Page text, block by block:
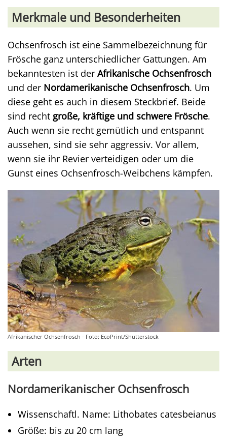
Merkmale und Besonderheiten
Ochsenfrosch ist eine Sammelbezeichnung für
Frösche ganz unterschiedlicher Gattungen. Am
bekanntesten ist der Afrikanische Ochsenfrosch
und der Nordamerikanische Ochsenfrosch. Um
diese geht es auch in diesem Steckbrief. Beide
sind recht große, kräftige und schwere Frösche.
Auch wenn sie recht gemütlich und entspannt
aussehen, sind sie sehr aggressiv. Vor allem,
wenn sie ihr Revier verteidigen oder um die
Gunst eines Ochsenfrosch-Weibchens kämpfen.
Afrikanischer Ochsenfrosch - Foto: EcoPrint/Shutterstock
Arten
Nordamerikanischer Ochsenfrosch
Wissenschaftl. Name: Lithobates catesbeianus
Größe: bis zu 20 cm lang